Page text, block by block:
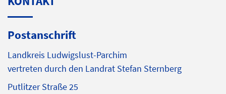
Postanschrift
Landkreis Ludwigslust-Parchim
vertreten durch den Landrat Stefan Sternberg
Putlitzer Straße 25